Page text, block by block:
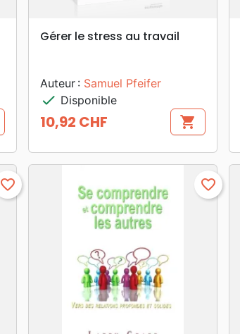
search APERÇU RAPIDE
Gérer le stress au travail
Auteur : Samuel Pfeifer
check Disponible
Prix
10,92 CHF shopping_cart
favorite_border favorite_border